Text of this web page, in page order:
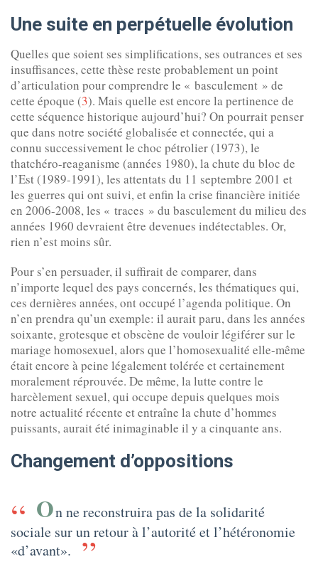
Une suite en perpétuelle évolution
Quelles que soient ses simplifications, ses outrances et ses
insuffisances, cette thèse reste probablement un point
d’articulation pour comprendre le « basculement » de
cette époque (3). Mais quelle est encore la pertinence de
cette séquence historique aujourd’hui? On pourrait penser
que dans notre société globalisée et connectée, qui a
connu successivement le choc pétrolier (1973), le
thatchéro-reaganisme (années 1980), la chute du bloc de
l’Est (1989-1991), les attentats du 11 septembre 2001 et
les guerres qui ont suivi, et enfin la crise financière initiée
en 2006-2008, les « traces » du basculement du milieu des
années 1960 devraient être devenues indétectables. Or,
rien n’est moins sûr.
Pour s’en persuader, il suffirait de comparer, dans
n’importe lequel des pays concernés, les thématiques qui,
ces dernières années, ont occupé l’agenda politique. On
n’en prendra qu’un exemple: il aurait paru, dans les années
soixante, grotesque et obscène de vouloir légiférer sur le
mariage homosexuel, alors que l’homosexualité elle-même
était encore à peine légalement tolérée et certainement
moralement réprouvée. De même, la lutte contre le
harcèlement sexuel, qui occupe depuis quelques mois
notre actualité récente et entraîne la chute d’hommes
puissants, aurait été inimaginable il y a cinquante ans.
Changement d’oppositions
On ne reconstruira pas de la solidarité
sociale sur un retour à l’autorité et l’hétéronomie
«d’avant».